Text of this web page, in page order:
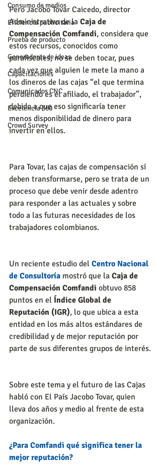
Consumo de medios
Eficiencia publicitaria
Prueba de producto
Generadores de ideas
Capacitaciones
Comunicados CNC
Excelencia 360
Crowd Survey
Pero Jacobo Tovar Caicedo, director
Administrativo de la Caja de
Compensación Comfandi, considera que
estos recursos, conocidos como
parafiscales, no se deben tocar, pues
cada vez que alguien le mete la mano a
los dineros de las cajas “el que termina
perdiendo es el afiliado, el trabajador”,
debido a que eso significaría tener
menos disponibilidad de dinero para
invertir en ellos.
Para Tovar, las cajas de compensación sí
deben transformarse, pero se trata de un
proceso que debe venir desde adentro
para responder a las actuales y sobre
todo a las futuras necesidades de los
trabajadores colombianos.
Un reciente estudio del Centro Nacional
de Consultoría mostró que la Caja de
Compensación Comfandi obtuvo 858
puntos en el Índice Global de
Reputación (IGR), lo que ubica a esta
entidad en los más altos estándares de
credibilidad y de mejor reputación por
parte de sus diferentes grupos de interés.
Sobre este tema y el futuro de las Cajas
habló con El País Jacobo Tovar, quien
lleva dos años y medio al frente de esta
organización.
¿Para Comfandi qué significa tener la
mejor reputación?